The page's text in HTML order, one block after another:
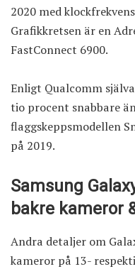
2020 med
Grafikkretsen är en
FastConnect 6900.
Enligt Qualcomm
tio procent snabbare
flaggskeppsmodellen
på 2019.
Samsung
bakre kameror
Andra detaljer om
kameror på 13-